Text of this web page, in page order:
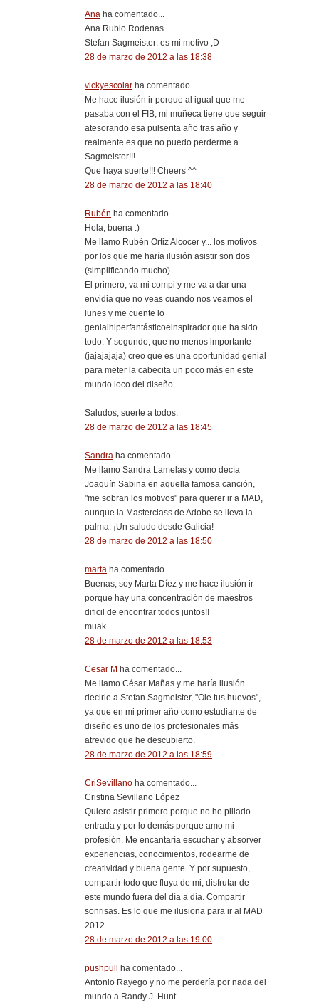
Ana ha comentado...
Ana Rubio Rodenas
Stefan Sagmeister: es mi motivo ;D
28 de marzo de 2012 a las 18:38
vickyescolar ha comentado...
Me hace ilusión ir porque al igual que me
pasaba con el FIB, mi muñeca tiene que seguir
atesorando esa pulserita año tras año y
realmente es que no puedo perderme a
Sagmeister!!!.
Que haya suerte!!! Cheers ^^
28 de marzo de 2012 a las 18:40
Rubén ha comentado...
Hola, buena :)
Me llamo Rubén Ortiz Alcocer y... los motivos
por los que me haría ilusión asistir son dos
(simplificando mucho).
El primero; va mi compi y me va a dar una
envidia que no veas cuando nos veamos el
lunes y me cuente lo
genialhiperfantásticoeinspirador que ha sido
todo. Y segundo; que no menos importante
(jajajajaja) creo que es una oportunidad genial
para meter la cabecita un poco más en este
mundo loco del diseño.
Saludos, suerte a todos.
28 de marzo de 2012 a las 18:45
Sandra ha comentado...
Me llamo Sandra Lamelas y como decía
Joaquín Sabina en aquella famosa canción,
"me sobran los motivos" para querer ir a MAD,
aunque la Masterclass de Adobe se lleva la
palma. ¡Un saludo desde Galicia!
28 de marzo de 2012 a las 18:50
marta ha comentado...
Buenas, soy Marta Díez y me hace ilusión ir
porque hay una concentración de maestros
dificil de encontrar todos juntos!!
muak
28 de marzo de 2012 a las 18:53
Cesar M ha comentado...
Me llamo César Mañas y me haría ilusión
decirle a Stefan Sagmeister, "Ole tus huevos",
ya que en mi primer año como estudiante de
diseño es uno de los profesionales más
atrevido que he descubierto.
28 de marzo de 2012 a las 18:59
CriSevillano ha comentado...
Cristina Sevillano López
Quiero asistir primero porque no he pillado
entrada y por lo demás porque amo mi
profesión. Me encantaría escuchar y absorver
experiencias, conocimientos, rodearme de
creatividad y buena gente. Y por supuesto,
compartir todo que fluya de mi, disfrutar de
este mundo fuera del día a día. Compartir
sonrisas. Es lo que me ilusiona para ir al MAD
2012.
28 de marzo de 2012 a las 19:00
pushpull ha comentado...
Antonio Rayego y no me perdería por nada del
mundo a Randy J. Hunt